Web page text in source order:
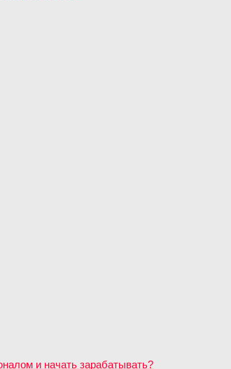
и начать зарабатывать?